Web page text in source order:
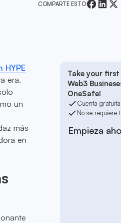
COMPARTE ESTO
HYPE
era.
un
más
en
Take your
Web3
OneSafe!
Cuenta gratuita
No se requiere
Empieza